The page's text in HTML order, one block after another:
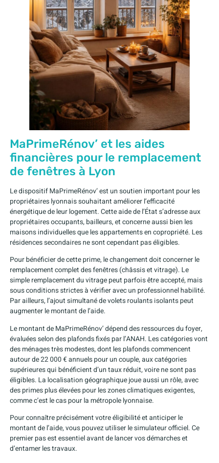
MaPrimeRénov’ et les aides
financières pour le remplacement
de fenêtres à Lyon
Le dispositif MaPrimeRénov’ est un soutien important pour les
propriétaires lyonnais souhaitant améliorer l’efficacité
énergétique de leur logement. Cette aide de l’État s’adresse aux
propriétaires occupants, bailleurs, et concerne aussi bien les
maisons individuelles que les appartements en copropriété. Les
résidences secondaires ne sont cependant pas éligibles.
Pour bénéficier de cette prime, le changement doit concerner le
remplacement complet des fenêtres (châssis et vitrage). Le
simple remplacement du vitrage peut parfois être accepté, mais
sous conditions strictes à vérifier avec un professionnel habilité.
Par ailleurs, l’ajout simultané de volets roulants isolants peut
augmenter le montant de l’aide.
Le montant de MaPrimeRénov’ dépend des ressources du foyer,
évaluées selon des plafonds fixés par l’ANAH. Les catégories vont
des ménages très modestes, dont les plafonds commencent
autour de 22 000 € annuels pour un couple, aux catégories
supérieures qui bénéficient d’un taux réduit, voire ne sont pas
éligibles. La localisation géographique joue aussi un rôle, avec
des primes plus élevées pour les zones climatiques exigentes,
comme c’est le cas pour la métropole lyonnaise.
Pour connaître précisément votre éligibilité et anticiper le
montant de l’aide, vous pouvez utiliser le simulateur officiel. Ce
premier pas est essentiel avant de lancer vos démarches et
d’entamer les travaux.